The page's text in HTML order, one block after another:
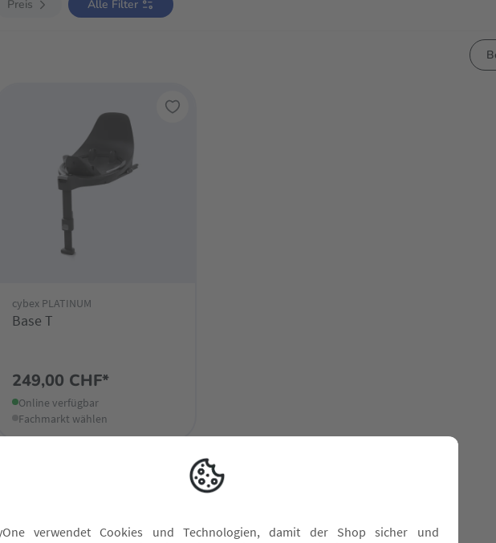
Preis Alle Filter
cybex PLATINUM
Base T
249,00 CHF*
Online verfügbar
Fachmarkt wählen